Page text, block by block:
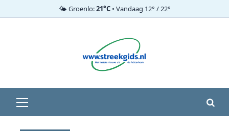
🌤️ Groenlo:21°C• Vandaag 12° / 22°
menu